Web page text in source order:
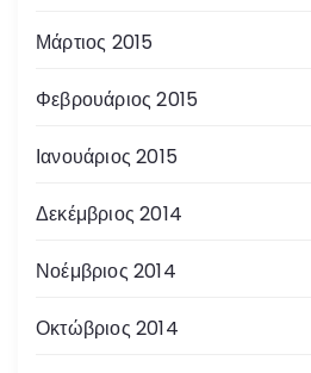
Μάρτιος 2015
Φεβρουάριος 2015
Ιανουάριος 2015
Δεκέμβριος 2014
Νοέμβριος 2014
Οκτώβριος 2014